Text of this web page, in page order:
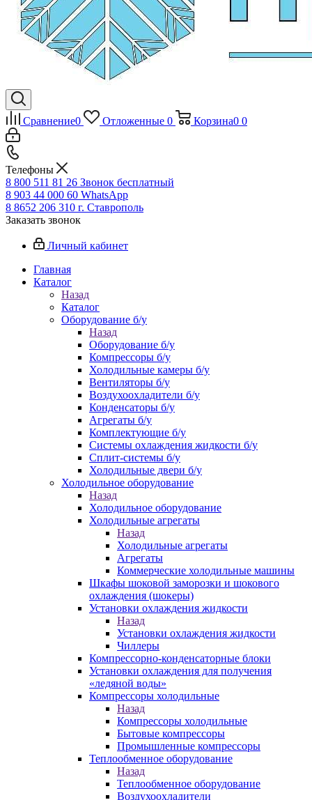
Сравнение0 Отложенные 0 Корзина0 0
Телефоны
8 800 511 81 26 Звонок бесплатный
8 903 44 000 60 WhatsАpp
8 8652 206 310 г. Ставрополь
Заказать звонок
Личный кабинет
Главная
Каталог
Назад
Каталог
Оборудование б/у
Назад
Оборудование б/у
Компрессоры б/у
Холодильные камеры б/у
Вентиляторы б/у
Воздухоохладители б/у
Конденсаторы б/у
Агрегаты б/у
Комплектующие б/у
Системы охлаждения жидкости б/у
Сплит-системы б/у
Холодильные двери б/у
Холодильное оборудование
Назад
Холодильное оборудование
Холодильные агрегаты
Назад
Холодильные агрегаты
Агрегаты
Коммерческие холодильные машины
Шкафы шоковой заморозки и шокового
охлаждения (шокеры)
Установки охлаждения жидкости
Назад
Установки охлаждения жидкости
Чиллеры
Компрессорно-конденсаторные блоки
Установки охлаждения для получения
«ледяной воды»
Компрессоры холодильные
Назад
Компрессоры холодильные
Бытовые компрессоры
Промышленные компрессоры
Теплообменное оборудование
Назад
Теплообменное оборудование
Воздухоохладители